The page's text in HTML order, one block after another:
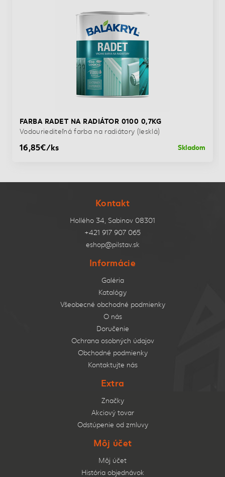
FARBA RADET NA RADIÁTOR 0100 0,7KG
Vodouriediteľná farba na radiátory (lesklá)
16,85€/ks Skladom
Kontakt
Hollého 34, Sabinov 08301
+421 917 907 065
eshop@pilstav.sk
Informácie
Galéria
Katalógy
Všeobecné obchodné podmienky
O nás
Doručenie
Ochrana osobných údajov
Obchodné podmienky
Kontaktujte nás
Extra
Značky
Akciový tovar
Odstúpenie od zmluvy
Môj účet
Môj účet
História objednávok